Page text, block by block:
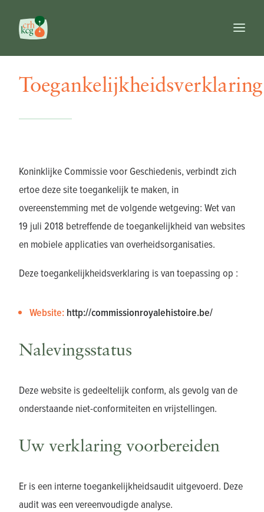
Home
Publicaties
FR
NL
EN
Search
Toegankelijkheidsverklaring
Koninklijke Commissie voor Geschiedenis, verbindt zich
ertoe deze site toegankelijk te maken, in
overeenstemming met de volgende wetgeving: Wet van
19 juli 2018 betreffende de toegankelijkheid van websites
en mobiele applicaties van overheidsorganisaties.
Deze toegankelijkheidsverklaring is van toepassing op :
Website: http://commissionroyalehistoire.be/
Nalevingsstatus
Deze website is gedeeltelijk conform, als gevolg van de
onderstaande niet-conformiteiten en vrijstellingen.
Uw verklaring voorbereiden
Er is een interne toegankelijkheidsaudit uitgevoerd. Deze
audit was een vereenvoudigde analyse.